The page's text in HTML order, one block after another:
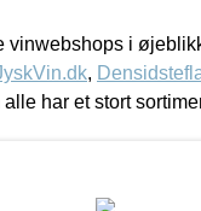
vinwebshops i
,
alle har et stort